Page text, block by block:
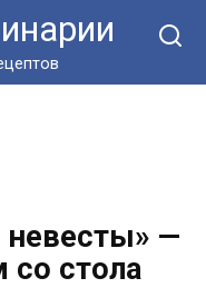
—
со стола